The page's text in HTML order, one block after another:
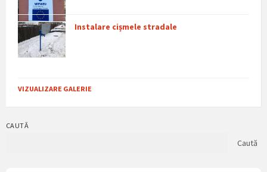
Instalare cișmele stradale
VIZUALIZARE GALERIE
CAUTĂ
Caută